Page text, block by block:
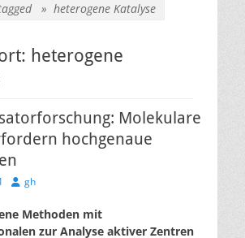
» heterogene Katalyse
heterogene
Molekulare
hochgenaue
Autor
gh
Methoden mit
zur Analyse aktiver Zentren